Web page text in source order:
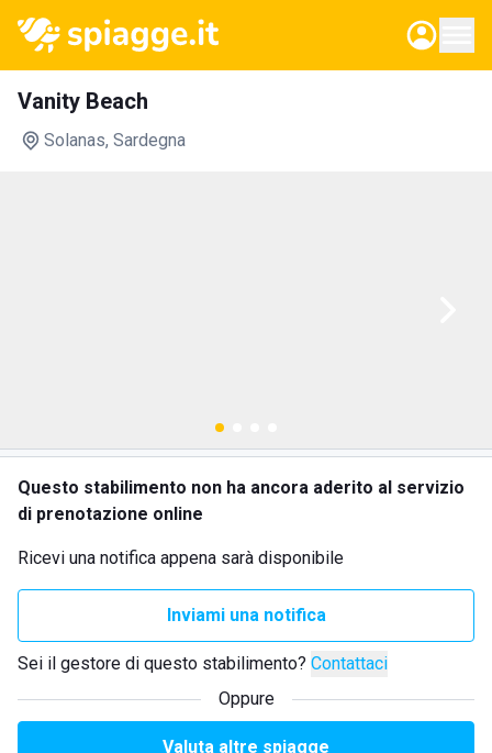
Vanity Beach
Solanas, Sardegna
Questo stabilimento non ha ancora aderito al servizio
di prenotazione online
Ricevi una notifica appena sarà disponibile
Inviami una notifica
Sei il gestore di questo stabilimento? Contattaci
Oppure
Valuta altre spiagge